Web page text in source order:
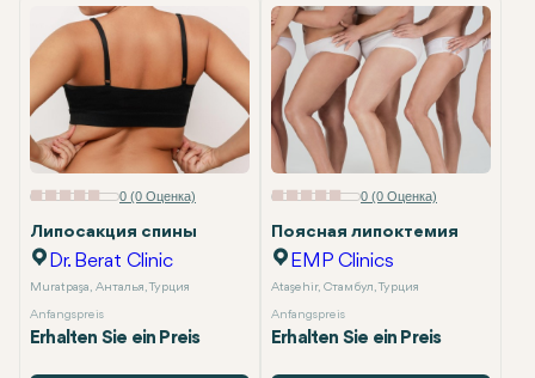
Twitter
Facebook
Linkedin
WhatsApp
Telegram
0 (0 Оценка)
Липосакция спины
Dr. Berat Clinic
Muratpaşa, Анталья, Турция
Anfangspreis
Erhalten Sie ein Preis
0 (0 Оценка)
Поясная липоктемия
EMP Clinics
Ataşehir, Стамбул, Турция
Anfangspreis
Erhalten Sie ein Preis